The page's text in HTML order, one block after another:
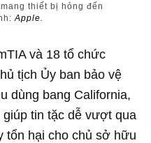
thiết bị hỏng đến
Apple.
và 18 tổ chức
tịch Ủy ban bảo vệ
dùng bang California,
tin tặc dễ vượt qua
tổn hại cho chủ sở hữu